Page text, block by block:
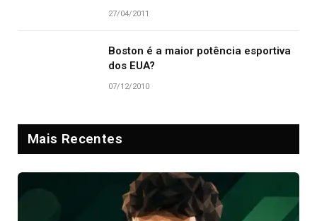
27/04/2011
Boston é a maior potência esportiva
dos EUA?
07/12/2010
Mais Recentes